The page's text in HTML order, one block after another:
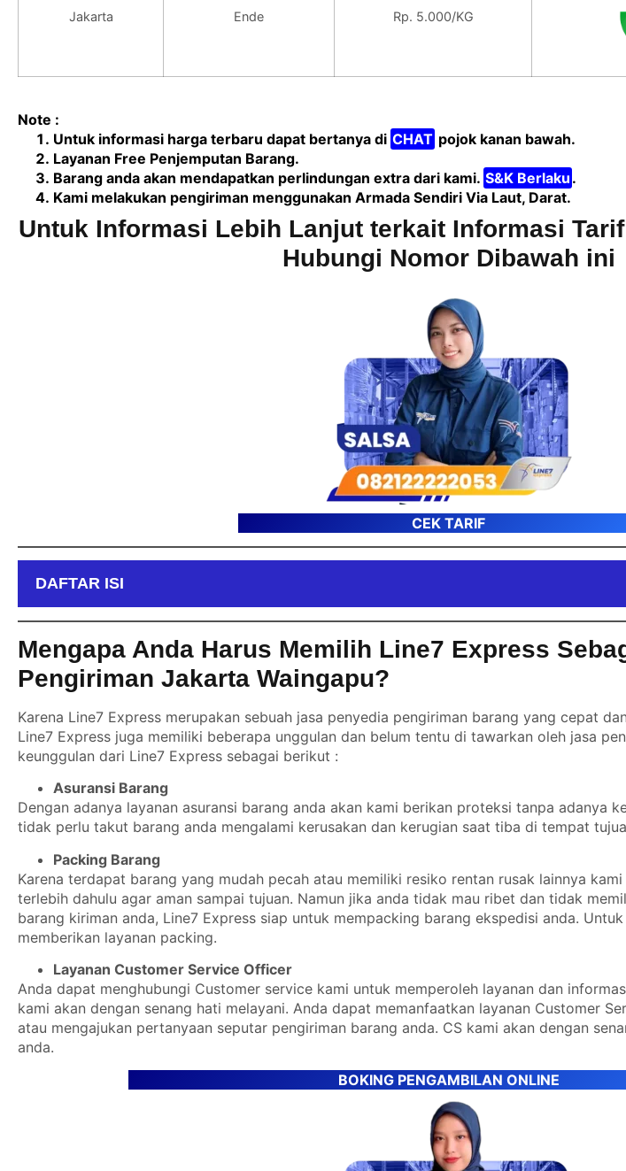
Jakarta Ende Rp. 5.000/KG
Note :
Untuk informasi harga terbaru dapat bertanya di CHAT pojok kanan bawah.
Layanan Free Penjemputan Barang.
Barang anda akan mendapatkan perlindungan extra dari kami. S&K Berlaku .
Kami melakukan pengiriman menggunakan Armada Sendiri Via Laut, Darat.
Untuk Informasi Lebih Lanjut terkait Informasi
Hubungi Nomor Dibawah ini
CEK TARIF
DAFTAR ISI
Mengapa Anda Harus Memilih Line7 Express
Pengiriman Jakarta Waingapu?
Karena Line7 Express merupakan sebuah jasa penyedia pengiriman barang yang cepat
Line7 Express juga memiliki beberapa unggulan dan belum tentu di tawarkan oleh jasa
keunggulan dari Line7 Express sebagai berikut :
Asuransi Barang
Dengan adanya layanan asuransi barang anda akan kami berikan proteksi tanpa adanya
tidak perlu takut barang anda mengalami kerusakan dan kerugian saat tiba di tempat
Packing Barang
Karena terdapat barang yang mudah pecah atau memiliki resiko rentan rusak lainnya
terlebih dahulu agar aman sampai tujuan. Namun jika anda tidak mau ribet dan tidak
barang kiriman anda, Line7 Express siap untuk mempacking barang ekspedisi anda.
memberikan layanan packing.
Layanan Customer Service Officer
Anda dapat menghubungi Customer service kami untuk memperoleh layanan dan
kami akan dengan senang hati melayani. Anda dapat memanfaatkan layanan Customer
atau mengajukan pertanyaan seputar pengiriman barang anda. CS kami akan dengan
anda.
BOKING PENGAMBILAN ONLINE